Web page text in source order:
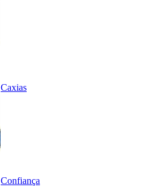
Caxias
Confiança